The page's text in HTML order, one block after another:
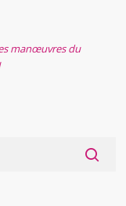
manœuvres du